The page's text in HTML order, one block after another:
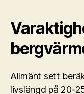
Allmänt sett
livslängd på 20-